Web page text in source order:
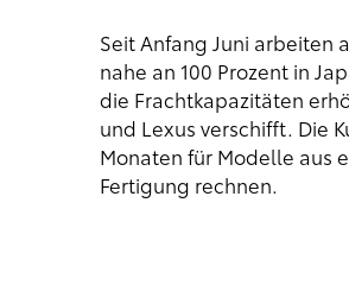
Seit Anfang Juni arbeiten
nahe an 100 Prozent in
die Frachtkapazitäten
und Lexus verschifft. Die
Monaten für Modelle aus
Fertigung rechnen.